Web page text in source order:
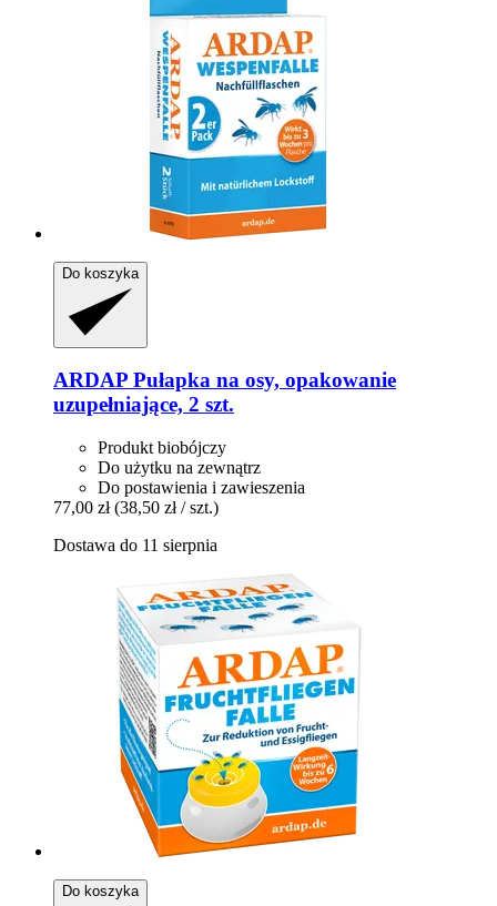
Do koszyka
ARDAP Pułapka na osy, opakowanie
uzupełniające, 2 szt.
Produkt biobójczy
Do użytku na zewnątrz
Do postawienia i zawieszenia
77,00 zł (38,50 zł / szt.)
Dostawa do 11 sierpnia
Do koszyka